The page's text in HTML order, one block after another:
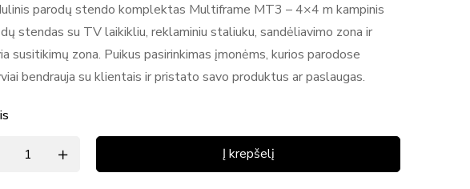
parodų stendo komplektas Multiframe MT3 – 4×4 m kampinis
stendas su TV laikikliu, reklaminiu staliuku, sandėliavimo zona ir
susitikimų zona. Puikus pasirinkimas įmonėms, kurios parodose
bendrauja su klientais ir pristato savo produktus ar paslaugas.
Į krepšelį